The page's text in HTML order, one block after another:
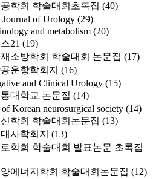
학회 학술대회초록집 (40)
Journal of Urology (29)
and metabolism (20)
21 (19)
소방학회 학술대회 논문집 (17)
운항학회지 (16)
and Clinical Urology (15)
대학교 논문집 (14)
of Korean neurosurgical society (14)
학회 학술대회논문집 (13)
사학회지 (13)
학회 학술대회 발표논문 초록집
에너지학회 학술대회논문집 (12)